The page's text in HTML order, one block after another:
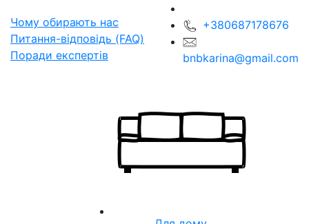
Чому обирають нас
Питання-відповідь (FAQ)
Поради експертів
+380687178676
bnbkarina@gmail.com